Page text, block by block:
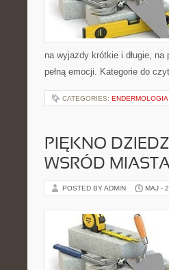
na wyjazdy krótkie i długie,
pełną emocji. Kategorie do
CATEGORIES: ENDERMOLOGIA
PIĘKNO
WSRÓD
POSTED BY ADMIN MAJ -